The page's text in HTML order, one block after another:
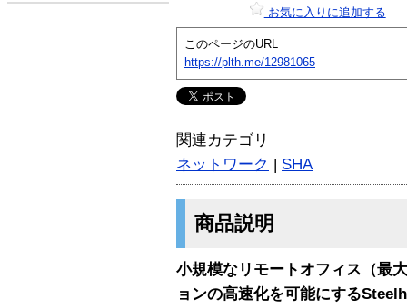
お気に入りに追加する
このページのURL
https://plth.me/12981065
関連カテゴリ
ネットワーク | SHA
商品説明
小規模なリモートオフィス（最
ョンの高速化を可能にする